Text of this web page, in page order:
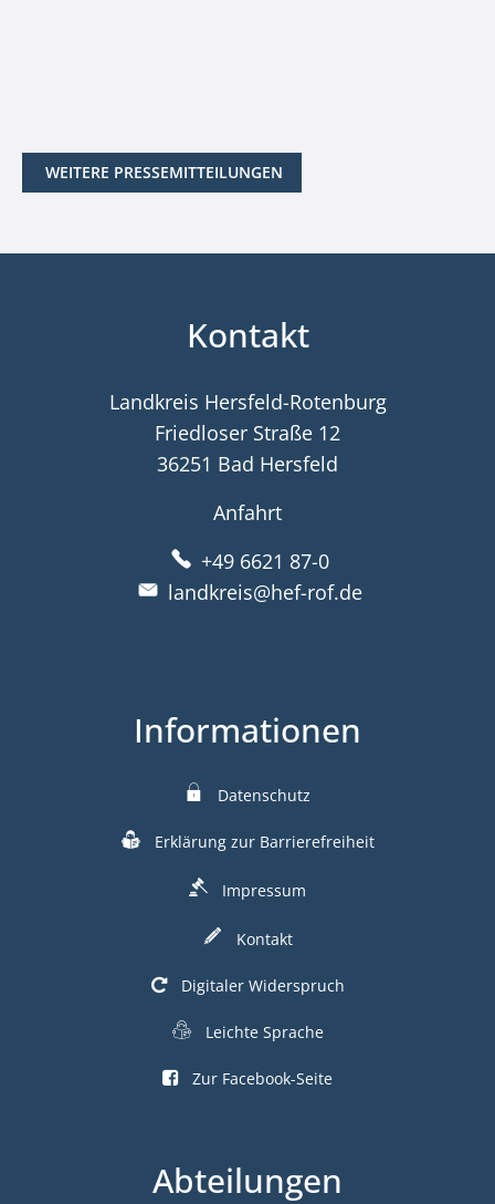
WEITERE PRESSEMITTEILUNGEN
Kontakt
Landkreis Hersfeld-Rotenburg
Friedloser Straße 12
36251 Bad Hersfeld
Anfahrt
+49 6621 87-0
landkreis@hef-rof.de
Informationen
Datenschutz
Erklärung zur Barrierefreiheit
Impressum
Kontakt
Digitaler Widerspruch
Leichte Sprache
Zur Facebook-Seite
Abteilungen